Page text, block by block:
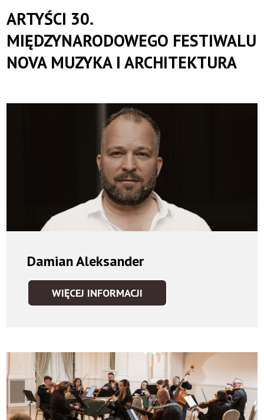
Toruńska
Orkiestra
Symfoniczna
ARTYŚCI 30.
MIĘDZYNARODOWEGO FESTIWALU
NOVA MUZYKA I ARCHITEKTURA
Damian Aleksander
WIĘCEJ INFORMACJI
DAMIAN